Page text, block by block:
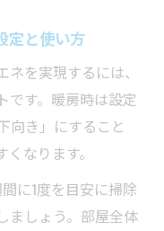
定と使い方
を実現するには、
です。暖房時は設定
向き」にすること
なります。
に1度を目安に掃除
ましょう。部屋全体